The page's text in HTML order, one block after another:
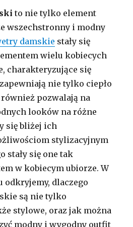
to nie tylko element
wszechstronny i modny
damskie stały się
wielu kobiecych
charakteryzujące się
nie tylko ciepło
również pozwalają na
looków na różne
się bliżej ich
stylizacyjnym
stały się one tak
w kobiecym ubiorze. W
odkryjemy, dlaczego
są nie tylko
stylowe, oraz jak można
modny i wygodny outfit